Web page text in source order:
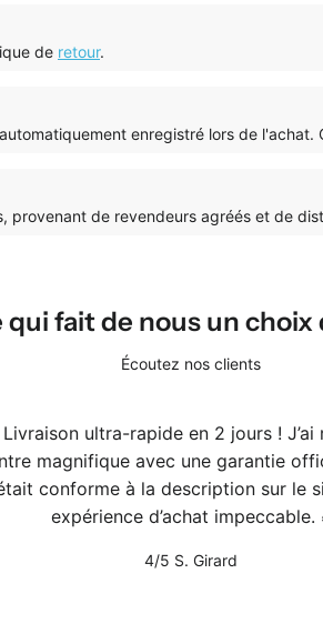
de retour.
enregistré lors de
provenant de revendeurs agréés et de
qui fait de nous un
Écoutez nos clients
Livraison ultra-rapide en 2 jours ! J’ai
magnifique avec une garantie
conforme à la description sur le
expérience d’achat impeccable.
4/5 S. Girard